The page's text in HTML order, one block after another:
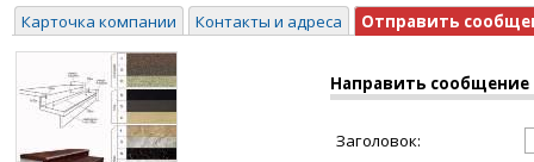
Карточка компании Контакты и адреса Отправить
Направить
Заголовок: